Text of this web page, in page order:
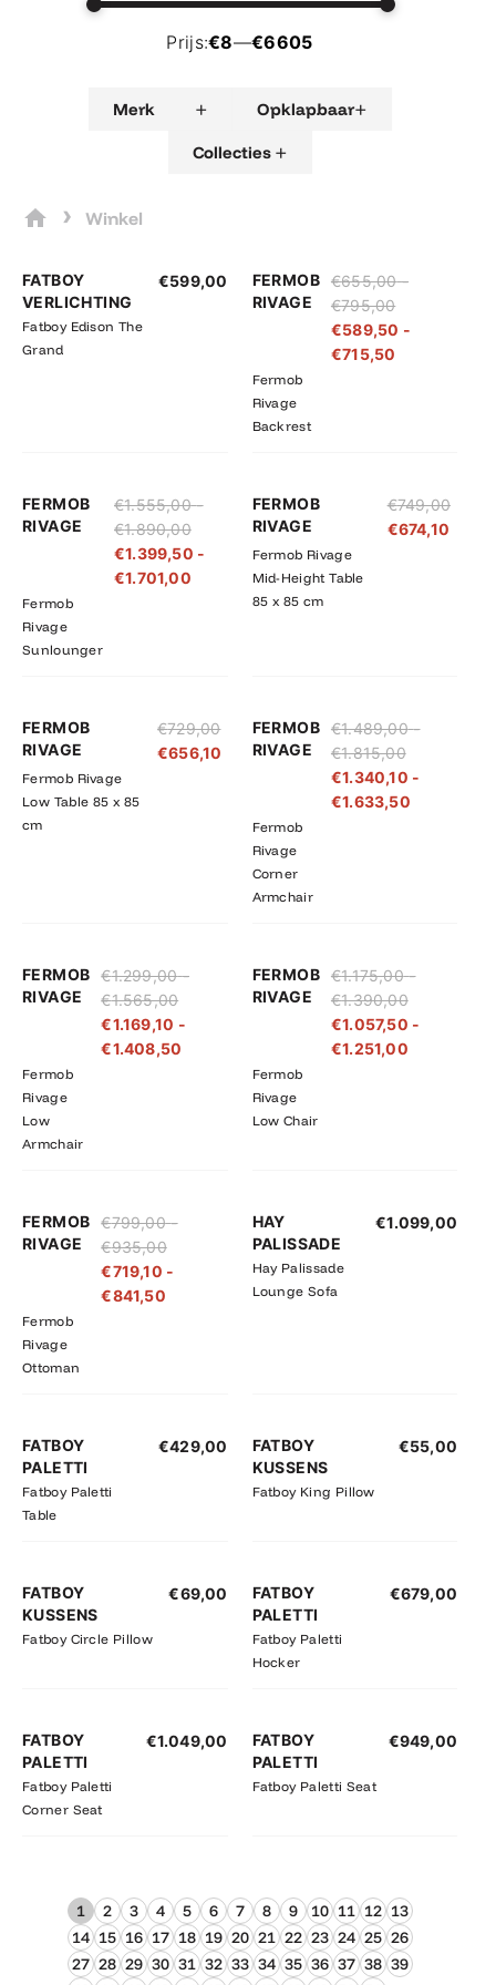
Prijs:€8—€6605
Merk + Opklapbaar+
Collecties +
› Winkel
FATBOY
VERLICHTING
Fatboy Edison The
Grand
€599,00
FERMOB
RIVAGE
Fermob
Rivage
Backrest
€655,00 -
€795,00
€655,00
tot
€795,00
€589,50 -
€715,50
€589,50
tot
€715,50
FERMOB
RIVAGE
Fermob
Rivage
Sunlounger
€1.555,00 -
€1.890,00
€1.555,00
tot
€1.890,00
€1.399,50 -
€1.701,00
€1.399,50
tot
€1.701,00
FERMOB
RIVAGE
Fermob Rivage
Mid-Height Table
85 x 85 cm
€749,00
€674,10
FERMOB
RIVAGE
Fermob Rivage
Low Table 85 x 85
cm
€729,00
€656,10
FERMOB
RIVAGE
Fermob
Rivage
Corner
Armchair
€1.489,00 -
€1.815,00
€1.489,00
tot
€1.815,00
€1.340,10 -
€1.633,50
€1.340,10
€1.633,50
FERMOB
RIVAGE
Fermob
Rivage
Low
Armchair
€1.299,00 -
€1.565,00
€1.299,00
tot
€1.565,00
€1.169,10 -
€1.408,50
€1.169,10
€1.408,50
FERMOB
RIVAGE
Fermob
Rivage
Low Chair
€1.175,00 -
€1.390,00
€1.175,00
tot
€1.390,00
€1.057,50 -
€1.251,00
€1.057,50
tot
€1.251,00
FERMOB
RIVAGE
Fermob
Rivage
Ottoman
€799,00 -
€935,00
€799,00
tot
€935,00
€719,10 -
€841,50
€719,10
tot
€841,50
HAY
PALISSADE
Hay Palissade
Lounge Sofa
€1.099,00
FATBOY
PALETTI
Fatboy Paletti
Table
€429,00
FATBOY
KUSSENS
Fatboy King Pillow
€55,00
FATBOY
KUSSENS
Fatboy Circle Pillow
€69,00
FATBOY
PALETTI
Fatboy Paletti
Hocker
€679,00
FATBOY
PALETTI
Fatboy Paletti
Corner Seat
€1.049,00
FATBOY
PALETTI
Fatboy Paletti Seat
€949,00
1 2 3 4 5 6 7 8 9 10 11 12 13
14 15 16 17 18 19 20 21 22 23 24 25 26
27 28 29 30 31 32 33 34 35 36 37 38 39